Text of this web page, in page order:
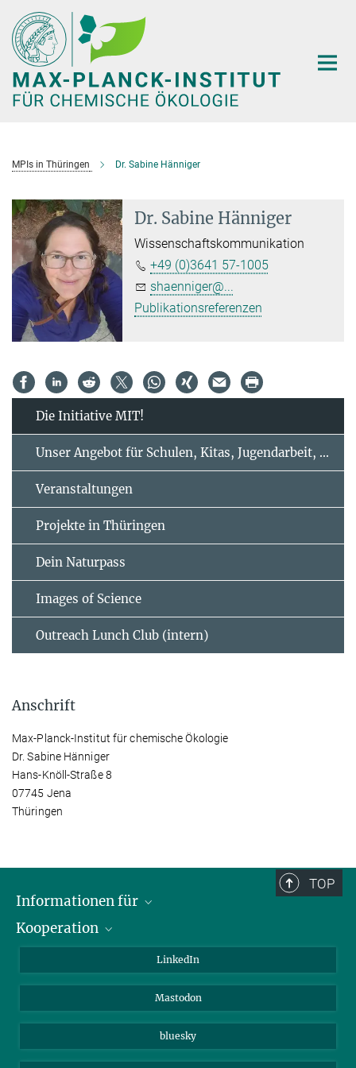
Hauptinhalt
MPIs in Thüringen Dr. Sabine Hänniger
Dr. Sabine Hänniger
Wissenschaftskommunikation
+49 (0)3641 57-1005
shaenniger@...
Publikationsreferenzen
Die Initiative MIT!
Unser Angebot für Schulen, Kitas, Jugendarbeit, ...
Veranstaltungen
Projekte in Thüringen
Dein Naturpass
Images of Science
Outreach Lunch Club (intern)
Anschrift
Max-Planck-Institut für chemische Ökologie
Dr. Sabine Hänniger
Hans-Knöll-Straße 8
07745 Jena
Thüringen
TOP
Informationen für
Journalisten
Kooperation
Beutenberg Campus e.V.
LinkedIn
Mastodon
bluesky